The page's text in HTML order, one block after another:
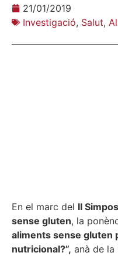
21/01/2019
Investigació, Salut,
En el marc del II
sense gluten, la
aliments sense gluten
nutricional?”, anà de la